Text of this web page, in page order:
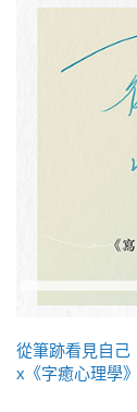
從筆跡看見自己
x《字癒心理學